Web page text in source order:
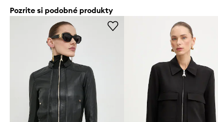
Pozrite si podobné produkty